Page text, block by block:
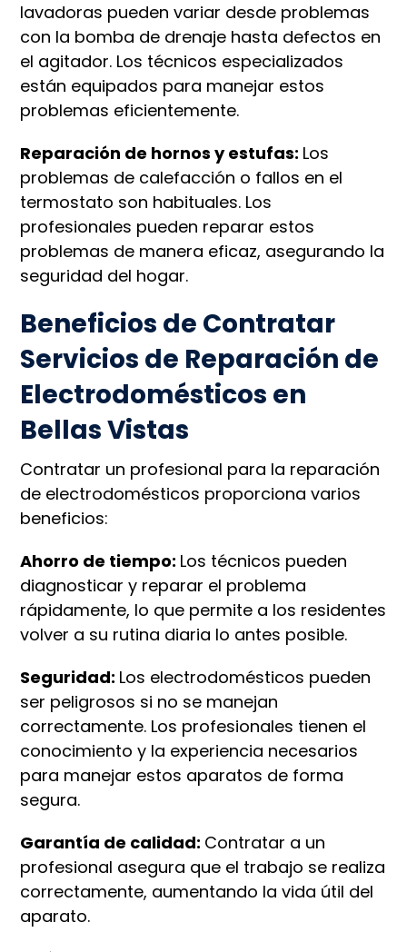
lavadoras pueden variar desde problemas
con la bomba de drenaje hasta defectos en
el agitador. Los técnicos especializados
están equipados para manejar estos
problemas eficientemente.
Reparación de hornos y estufas: Los
problemas de calefacción o fallos en el
termostato son habituales. Los
profesionales pueden reparar estos
problemas de manera eficaz, asegurando la
seguridad del hogar.
Beneficios de Contratar
Servicios de Reparación de
Electrodomésticos en
Bellas Vistas
Contratar un profesional para la reparación
de electrodomésticos proporciona varios
beneficios:
Ahorro de tiempo: Los técnicos pueden
diagnosticar y reparar el problema
rápidamente, lo que permite a los residentes
volver a su rutina diaria lo antes posible.
Seguridad: Los electrodomésticos pueden
ser peligrosos si no se manejan
correctamente. Los profesionales tienen el
conocimiento y la experiencia necesarios
para manejar estos aparatos de forma
segura.
Garantía de calidad: Contratar a un
profesional asegura que el trabajo se realiza
correctamente, aumentando la vida útil del
aparato.